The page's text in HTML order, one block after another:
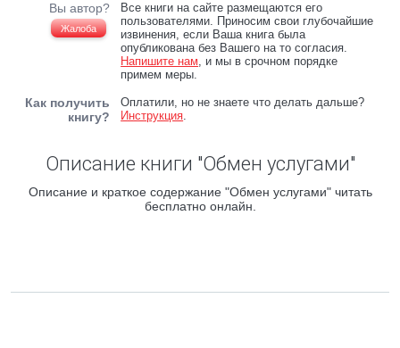
Вы автор?
Жалоба
Все книги на сайте размещаются его
пользователями. Приносим свои глубочайшие
извинения, если Ваша книга была
опубликована без Вашего на то согласия.
Напишите нам, и мы в срочном порядке
примем меры.
Как получить
книгу?
Оплатили, но не знаете что делать дальше?
Инструкция.
Описание книги "Обмен услугами"
Описание и краткое содержание "Обмен услугами" читать
бесплатно онлайн.